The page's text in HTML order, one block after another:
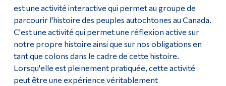
est une activité interactive qui permet au groupe de
parcourir l'histoire des peuples autochtones au Canada.
C'est une activité qui permet une réflexion active sur
notre propre histoire ainsi que sur nos obligations en
tant que colons dans le cadre de cette histoire.
Lorsqu'elle est pleinement pratiquée, cette activité
peut être une expérience véritablement